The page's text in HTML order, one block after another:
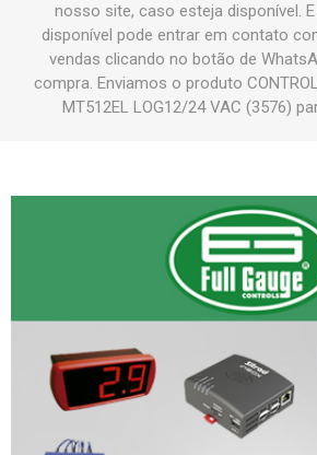
nosso site, caso esteja disponível.
disponível pode entrar em contato
vendas clicando no botão de
compra. Enviamos o produto
MT512EL LOG12/24 VAC (3576)